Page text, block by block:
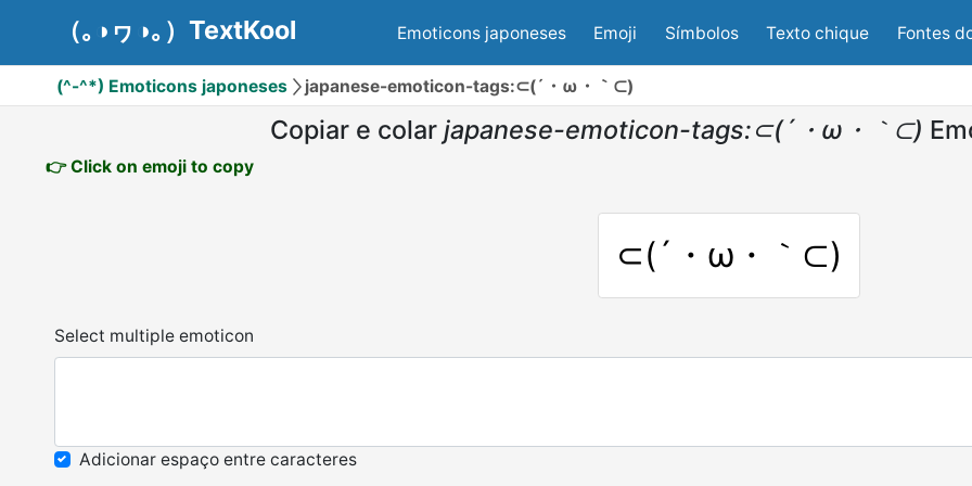
（｡◑ヮ◑｡）TextKool Emoticons japoneses Emoji Símbolos Texto chique Fontes
(^-^*) Emoticons japoneses japanese-emoticon-tags:⊂(´・ω・｀⊂)
Copiar e colar japanese-emoticon-tags:⊂(´・ω・｀⊂)
👉 Click on emoji to copy
⊂(´・ω・｀⊂)
Select multiple emoticon
Adicionar espaço entre caracteres